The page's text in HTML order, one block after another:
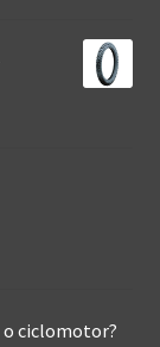
o ciclomotor?